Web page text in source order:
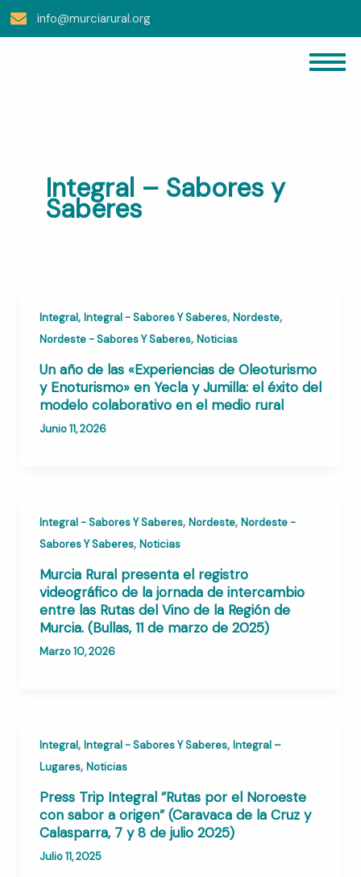
info@murciarural.org
Integral – Sabores y
Saberes
Integral, Integral - Sabores Y Saberes, Nordeste,
Nordeste - Sabores Y Saberes, Noticias
Un año de las «Experiencias de Oleoturismo
y Enoturismo» en Yecla y Jumilla: el éxito del
modelo colaborativo en el medio rural
Junio 11, 2026
Integral - Sabores Y Saberes, Nordeste, Nordeste -
Sabores Y Saberes, Noticias
Murcia Rural presenta el registro
videográfico de la jornada de intercambio
entre las Rutas del Vino de la Región de
Murcia. (Bullas, 11 de marzo de 2025)
Marzo 10, 2026
Integral, Integral - Sabores Y Saberes, Integral –
Lugares, Noticias
Press Trip Integral ”Rutas por el Noroeste
con sabor a origen” (Caravaca de la Cruz y
Calasparra, 7 y 8 de julio 2025)
Julio 11, 2025